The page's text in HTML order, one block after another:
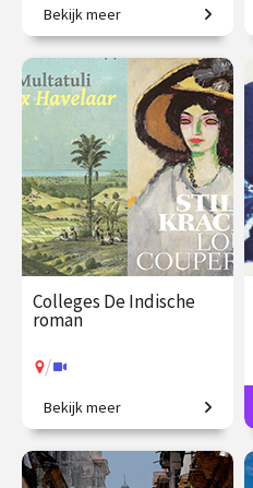
Een geweldig aanbod aan
hedendaagse kunst.
€ 35.00
vanaf 17
aug.
/ Op locatie of online
Bekijk meer
Colleges De Indische
roman
/
Koloniale erfenis in de
moderne Nederlandse
literatuur.
Bekijk meer